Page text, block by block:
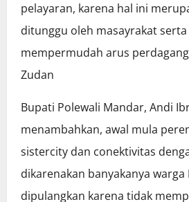
pelayaran, karena hal ini
ditunggu oleh masayrakat
mempermudah arus
Zudan
Bupati Polewali Mandar, Andi
menambahkan, awal mula
sistercity dan conektivitas
dikarenakan banyakanya warga
dipulangkan karena tidak